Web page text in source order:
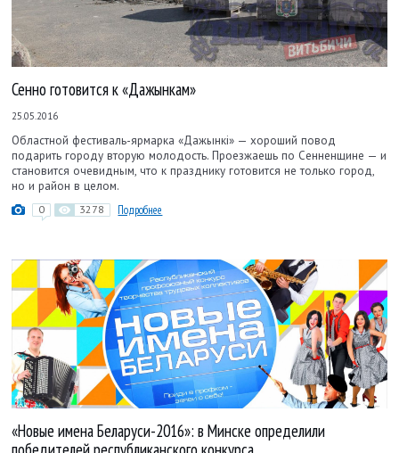
Сенно готовится к «Дажынкам»
25.05.2016
Областной фестиваль-ярмарка «Дажынкі» — хороший повод
подарить городу вторую молодость. Проезжаешь по Сенненщине — и
становится очевидным, что к празднику готовится не только город,
но и район в целом.
0 3278 Подробнее
«Новые имена Беларуси-2016»: в Минске определили